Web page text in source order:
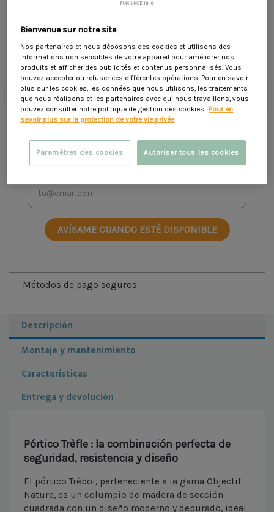
: Varía los juegos con 3 estructuras de juego
clase4.
243,90 € 449,90 €
Incluyendo 7,92 € para la ecotasa
añadir a la cesta
favorite_border
Oferta válida del 01/07/2026 del 31/08/2026 dentro del límite del stock
disponible
AVÍSAME CUANDO ESTÉ DISPONIBLE
Métodos de pago seguros
Descripción
Montaje y mantenimiento
Características
Entrega y devolución
Pórtico Trèfle : la combinación perfecta de
seguridad, resistencia y diseño
El pórtico Trébol, perteneciente a la gama Objectif
Nature, es un columpio de madera de sección
cuadrada con un diseño moderno y depurado, ideal
Bienvenue sur notre site
Nos partenaires et nous déposons des cookies et utilisons des
informations non sensibles de votre appareil pour améliorer nos
produits et afficher des publicités et contenus personnalisés. Vous
pouvez accepter ou refuser ces différentes opérations. Pour en savoir
plus sur les cookies, les données que nous utilisons, les traitements
que nous réalisons et les partenaires avec qui nous travaillons, vous
pouvez consulter notre politique de gestion des cookies. Pour en
savoir plus sur la protection de votre vie privée
Autoriser tous les cookies
Paramètres des cookies